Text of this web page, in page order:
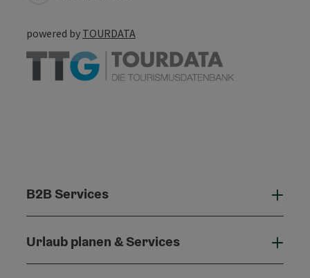
powered by TOURDATA
B2B Services
Urlaub planen & Services